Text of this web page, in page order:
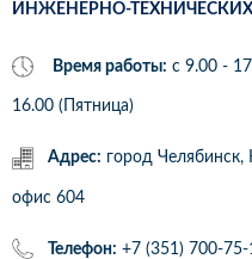
ИНЖЕНЕРНО-
Время работы: с 9.00 -
16.00 (Пятница)
Адрес: город
офис 604
Телефон: +7 (351) 700-75-